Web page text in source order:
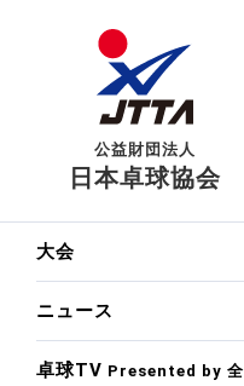
公益財団法人
日本卓球協会
大会
ニュース
卓球TV Presented by 全